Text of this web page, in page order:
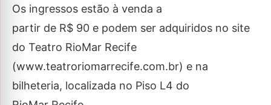
Os ingressos estão à venda a
partir de R$ 90 e podem ser adquiridos no site
do Teatro RioMar Recife
(www.teatroriomarrecife.com.br) e na
bilheteria, localizada no Piso L4 do